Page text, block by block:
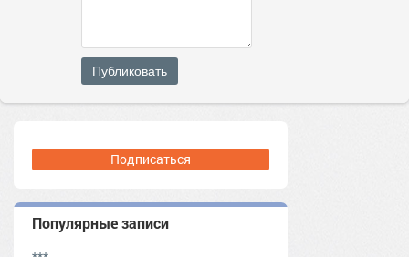
Публиковать
Подписаться
Популярные записи